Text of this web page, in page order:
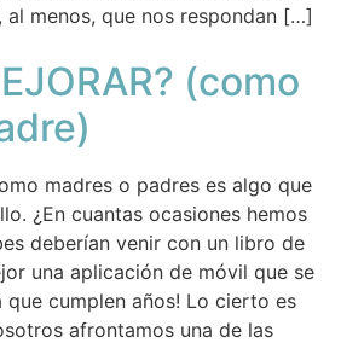
al menos, que nos respondan […]
(como
madres o padres es algo que
¿En cuantas ocasiones hemos
deberían venir con un libro de
una aplicación de móvil que se
cumplen años! Lo cierto es
afrontamos una de las